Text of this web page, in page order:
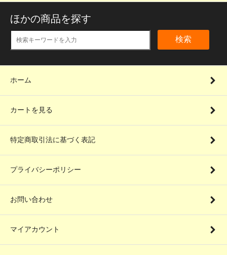
ほかの商品を探す
検索
ホーム
カートを見る
特定商取引法に基づく表記
プライバシーポリシー
お問い合わせ
マイアカウント